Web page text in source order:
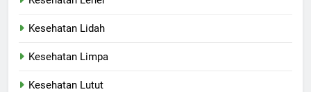
Kesehatan Lidah
Kesehatan Limpa
Kesehatan Lutut